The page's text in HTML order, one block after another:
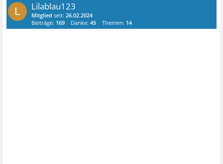
L Lilablau123
Mitglied seit:26.02.2024
Beiträge: 169 Danke:45 Themen: 14